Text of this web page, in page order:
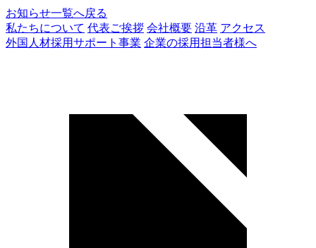
お知らせ一覧へ戻る
私たちについて 代表ご挨拶 会社概要 沿革 アクセス
外国人材採用サポート事業 企業の採用担当者様へ